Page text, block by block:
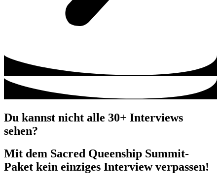
Du kannst nicht alle 30+ Interviews
sehen?
Mit dem Sacred Queenship Summit-
Paket kein einziges Interview verpassen!